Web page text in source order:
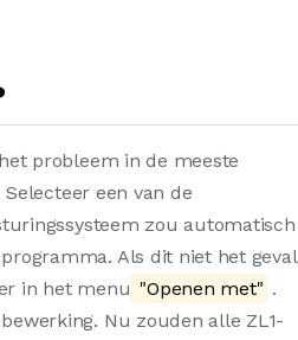
probleem in de meeste
een van de
zou automatisch
Als dit niet het geval
in het menu "Openen met" .
Nu zouden alle ZL1-